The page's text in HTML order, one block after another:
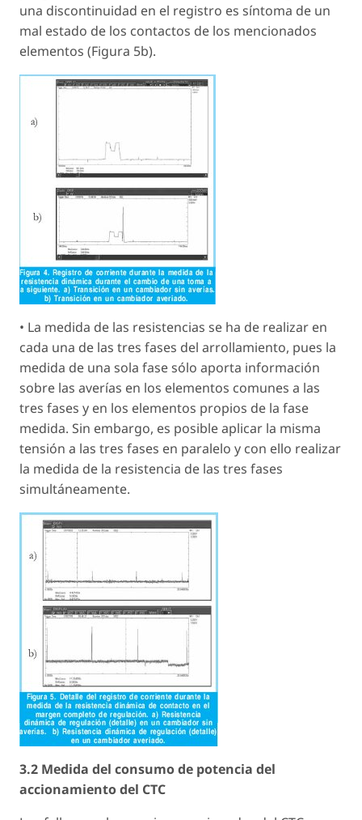
una discontinuidad en el registro es síntoma de un
mal estado de los contactos de los mencionados
elementos (Figura 5b).
• La medida de las resistencias se ha de realizar en
cada una de las tres fases del arrollamiento, pues la
medida de una sola fase sólo aporta información
sobre las averías en los elementos comunes a las
tres fases y en los elementos propios de la fase
medida. Sin embargo, es posible aplicar la misma
tensión a las tres fases en paralelo y con ello realizar
la medida de la resistencia de las tres fases
simultáneamente.
3.2 Medida del consumo de potencia del
accionamiento del CTC